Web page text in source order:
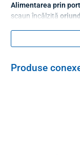
Alimentarea prin
scaun încălzită
Produse